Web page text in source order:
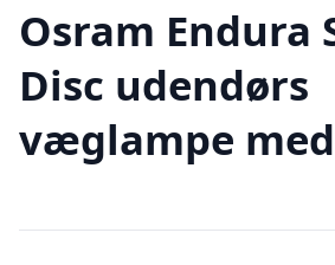
Osram Endura
Disc udendørs
væglampe